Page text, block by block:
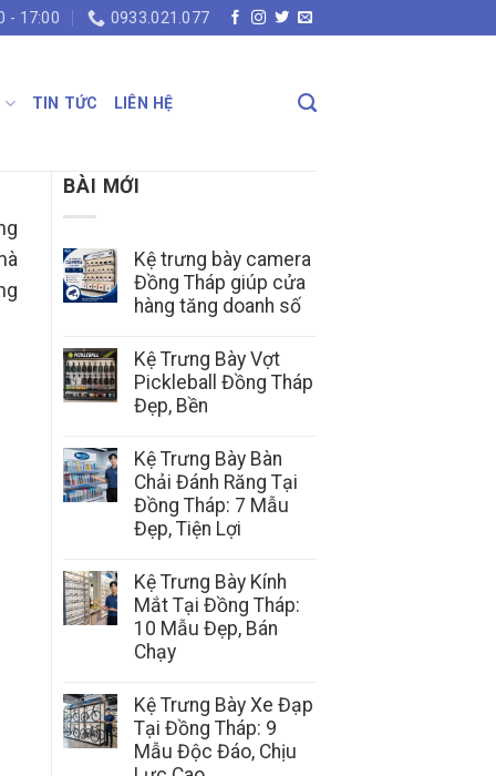
- 17:00 0933.021.077
TIN TỨC LIÊN HỆ
BÀI MỚI
Kệ trưng bày camera
Đồng Tháp giúp cửa
hàng tăng doanh số
Kệ Trưng Bày Vợt
Pickleball Đồng Tháp
Đẹp, Bền
Kệ Trưng Bày Bàn
Chải Đánh Răng Tại
Đồng Tháp: 7 Mẫu
Đẹp, Tiện Lợi
Kệ Trưng Bày Kính
Mắt Tại Đồng Tháp:
10 Mẫu Đẹp, Bán
Chạy
Kệ Trưng Bày Xe Đạp
Tại Đồng Tháp: 9
Mẫu Độc Đáo, Chịu